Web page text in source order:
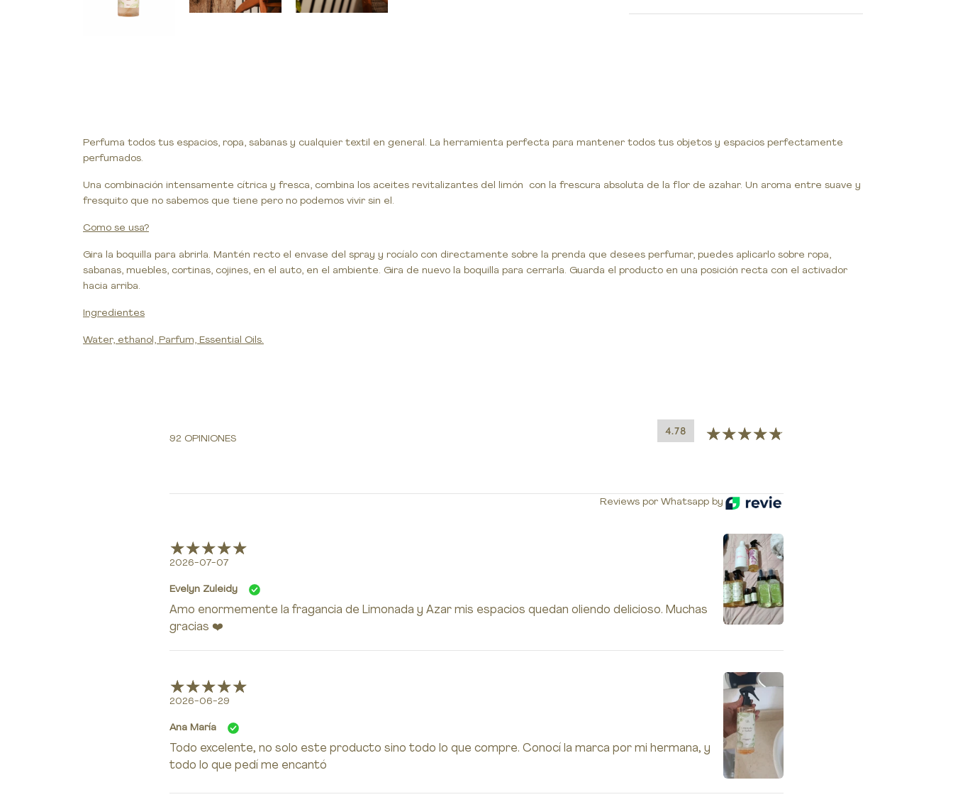
Perfuma todos tus espacios, ropa, sabanas y cualquier textil en general. La herramienta perfecta para mantener todos tus objetos y espacios perfectamente
perfumados.
Una combinación intensamente cítrica y fresca, combina los aceites revitalizantes del limón con la frescura absoluta de la flor de azahar. Un aroma entre suave y
fresquito que no sabemos que tiene pero no podemos vivir sin el.
Como se usa?
Gira la boquilla para abrirla. Mantén recto el envase del spray y rocíalo con directamente sobre la prenda que desees perfumar, puedes aplicarlo sobre ropa,
sabanas, muebles, cortinas, cojines, en el auto, en el ambiente. Gira de nuevo la boquilla para cerrarla. Guarda el producto en una posición recta con el activador
hacia arriba.
Ingredientes
Water, ethanol, Parfum, Essential Oils.
92 OPINIONES
4.78
Reviews por Whatsapp by
2026-07-07
Evelyn Zuleidy
Amo enormemente la fragancia de Limonada y Azar mis espacios quedan oliendo delicioso. Muchas
gracias ❤️
2026-06-29
Ana María
Todo excelente, no solo este producto sino todo lo que compre. Conocí la marca por mi hermana, y
todo lo que pedí me encantó